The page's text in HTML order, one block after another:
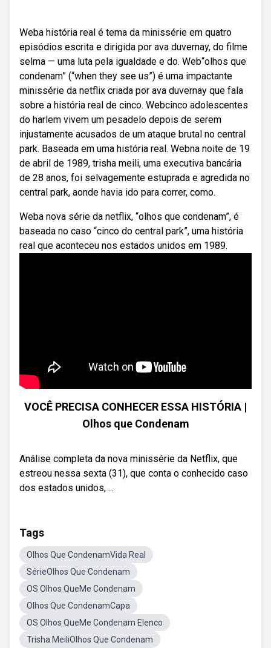
Weba história real é tema da minissérie em quatro
episódios escrita e dirigida por ava duvernay, do filme
selma — uma luta pela igualdade e do. Web“olhos que
condenam” (“when they see us”) é uma impactante
minissérie da netflix criada por ava duvernay que fala
sobre a história real de cinco. Webcinco adolescentes
do harlem vivem um pesadelo depois de serem
injustamente acusados de um ataque brutal no central
park. Baseada em uma história real. Webna noite de 19
de abril de 1989, trisha meili, uma executiva bancária
de 28 anos, foi selvagemente estuprada e agredida no
central park, aonde havia ido para correr, como.
Weba nova série da netflix, “olhos que condenam”, é
baseada no caso “cinco do central park”, uma história
real que aconteceu nos estados unidos em 1989.
VOCÊ PRECISA CONHECER ESSA HISTÓRIA |
Olhos que Condenam
Análise completa da nova minissérie da Netflix, que
estreou nessa sexta (31), que conta o conhecido caso
dos estados unidos, ...
Tags
Olhos Que CondenamVida Real
SérieOlhos Que Condenam
OS Olhos QueMe Condenam
Olhos Que CondenamCapa
OS Olhos QueMe Condenam Elenco
Trisha MeiliOlhos Que Condenam